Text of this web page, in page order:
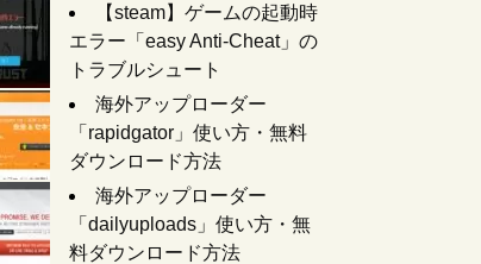
【steam】ゲームの起動時
エラー「easy Anti-Cheat」の
トラブルシュート
海外アップローダー
「rapidgator」使い方・無料
ダウンロード方法
海外アップローダー
「dailyuploads」使い方・無
料ダウンロード方法